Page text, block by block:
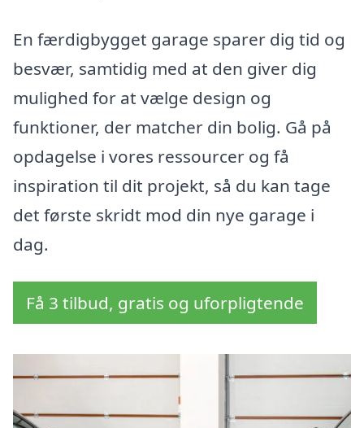
En færdigbygget garage sparer dig tid og
besvær, samtidig med at den giver dig
mulighed for at vælge design og
funktioner, der matcher din bolig. Gå på
opdagelse i vores ressourcer og få
inspiration til dit projekt, så du kan tage
det første skridt mod din nye garage i
dag.
Få 3 tilbud, gratis og uforpligtende